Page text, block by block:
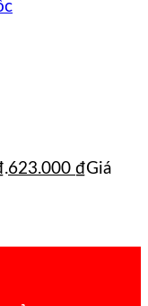
623.000 ₫Giá